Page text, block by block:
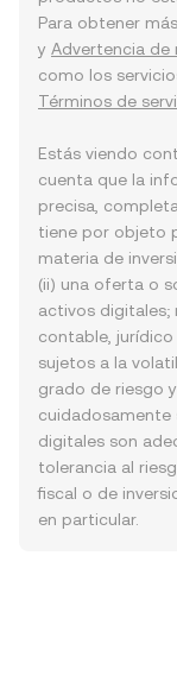
Para obtener
y Advertencia de
como los
Términos de
Estás viendo
cuenta que la
precisa,
tiene por objeto
materia de
(ii) una oferta o
activos digitales;
contable,
sujetos a la
grado de riesgo
cuidadosamente
digitales son
tolerancia al
fiscal o de
en particular.